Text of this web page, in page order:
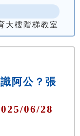
大樓階梯教室
阿公？張
06/28